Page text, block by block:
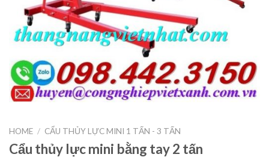
HOME / CẨU THỦY LỰC MINI 1 TẤN - 3 TẤN
Cẩu thủy lực mini bằng tay 2 tấn